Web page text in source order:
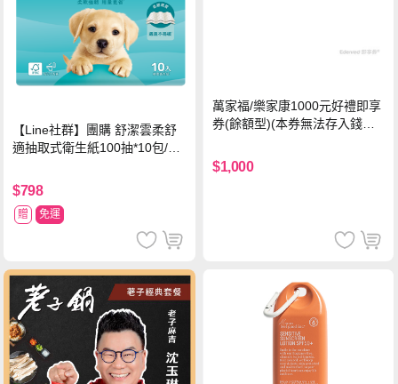
【Line社群】團購 舒潔雲柔舒
適抽取式衛生紙100抽*10包/6
$798
贈 免運
萬家福/樂家康1000元好禮即享
券(餘額型)(本券無法存入錢包
$1,000